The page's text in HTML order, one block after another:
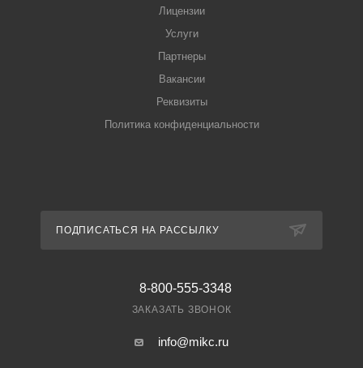
Лицензии
Услуги
Партнеры
Вакансии
Реквизиты
Политика конфиденциальности
ПОДПИСАТЬСЯ НА РАССЫЛКУ
8-800-555-3348
ЗАКАЗАТЬ ЗВОНОК
info@mikc.ru